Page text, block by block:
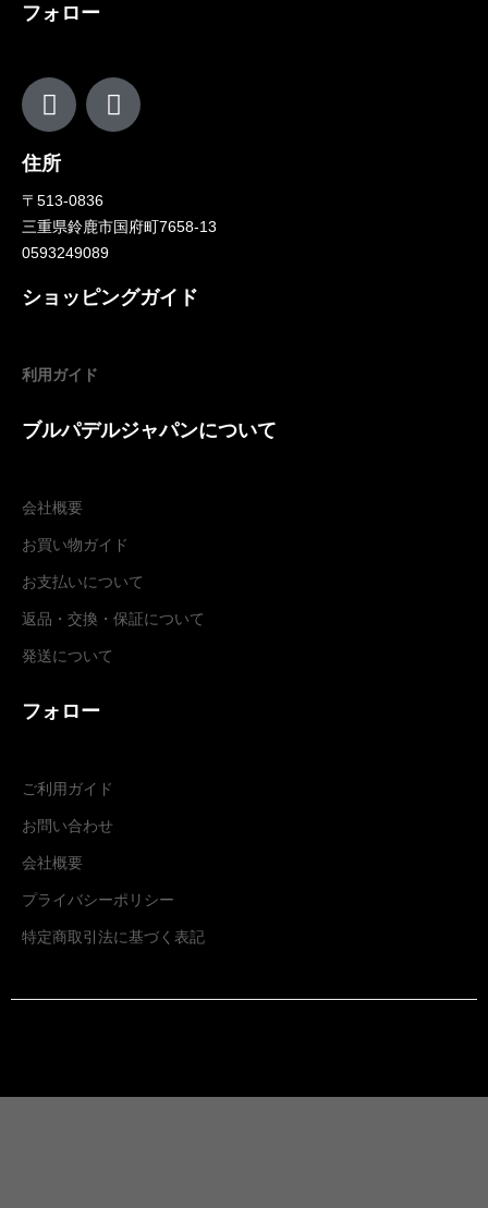
フォロー
住所
〒513-0836
三重県鈴鹿市国府町7658-13
0593249089
ショッピングガイド
利用ガイド
ブルパデルジャパンについて
会社概要
お買い物ガイド
お支払いについて
返品・交換 ・ 保証について
発送について
フォロー
ご利用ガイド
お問い合わせ
会社概要
プライバシーポリシー
特定商取引法に基づく表記